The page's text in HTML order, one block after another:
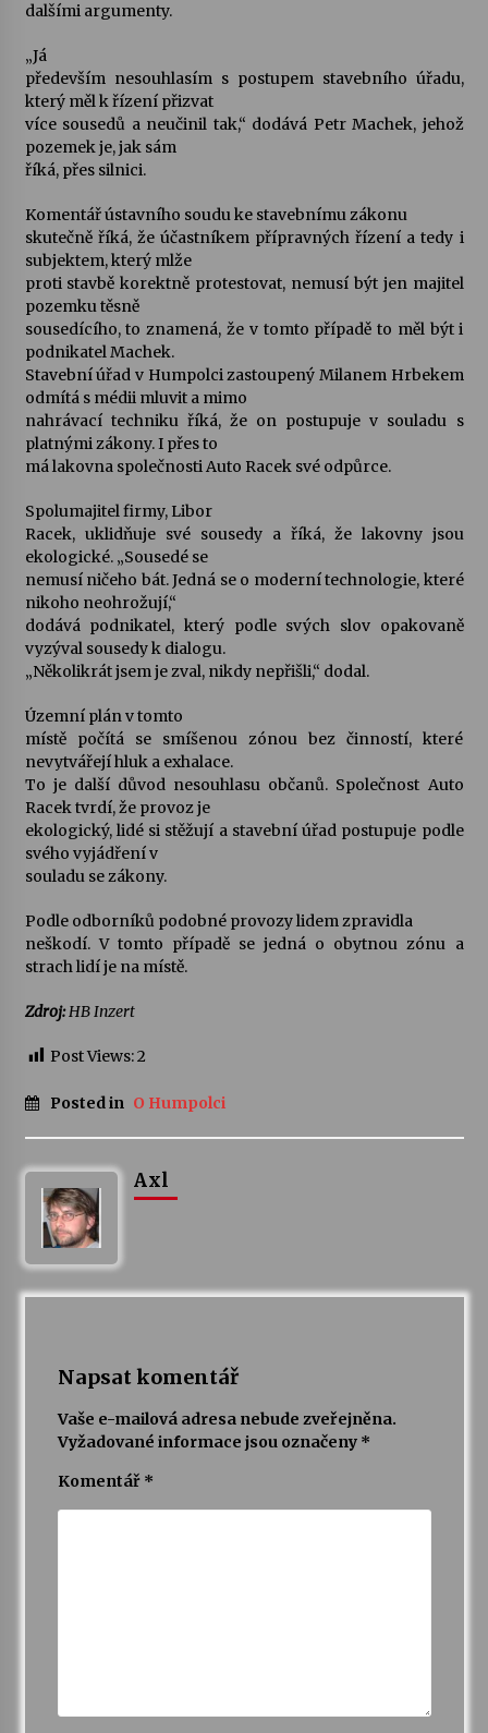
Vysočinka
Ozvěny prázdnin
14. 7. 2026
Za kulturou kousek za Humpolec. V Želivě ožije
odkaz Josefa Čapka
13. 7. 2026
Varhanní recitál Michala Novenka v Klášteře
Želiv
3. 7. 2026
Petr Adamec – Malovaný svět
30. 6. 2026
dalšími argumenty.
„Já
především nesouhlasím s postupem stavebního úřadu,
který měl k řízení přizvat
více sousedů a neučinil tak,“ dodává Petr Machek, jehož
pozemek je, jak sám
říká, přes silnici.
Komentář ústavního soudu ke stavebnímu zákonu
skutečně říká, že účastníkem přípravných řízení a tedy i
subjektem, který mlže
proti stavbě korektně protestovat, nemusí být jen majitel
pozemku těsně
sousedícího, to znamená, že v tomto případě to měl být i
podnikatel Machek.
Stavební úřad v Humpolci zastoupený Milanem Hrbekem
odmítá s médii mluvit a mimo
nahrávací techniku říká, že on postupuje v souladu s
platnými zákony. I přes to
má lakovna společnosti Auto Racek své odpůrce.
Spolumajitel firmy, Libor
Racek, uklidňuje své sousedy a říká, že lakovny jsou
ekologické. „Sousedé se
nemusí ničeho bát. Jedná se o moderní technologie, které
nikoho neohrožují,“
dodává podnikatel, který podle svých slov opakovaně
vyzýval sousedy k dialogu.
„Několikrát jsem je zval, nikdy nepřišli,“ dodal.
Územní plán v tomto
místě počítá se smíšenou zónou bez činností, které
nevytvářejí hluk a exhalace.
To je další důvod nesouhlasu občanů. Společnost Auto
Racek tvrdí, že provoz je
ekologický, lidé si stěžují a stavební úřad postupuje podle
svého vyjádření v
souladu se zákony.
Podle odborníků podobné provozy lidem zpravidla
neškodí. V tomto případě se jedná o obytnou zónu a
strach lidí je na místě.
Zdroj:HB Inzert
Post Views:2
Posted in O Humpolci
Axl
Napsat komentář
Vaše e-mailová adresa nebude zveřejněna.
Vyžadované informace jsou označeny *
Komentář *